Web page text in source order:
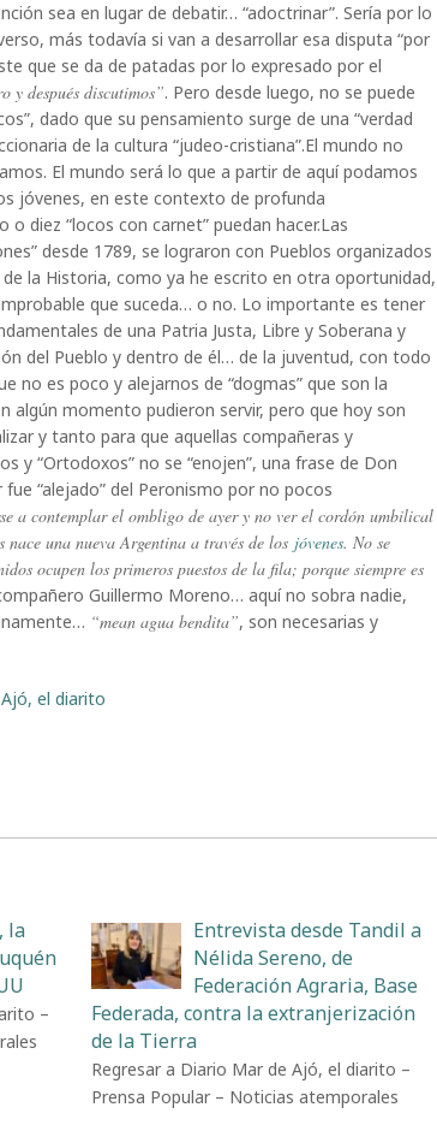
sea en lugar de debatir… “adoctrinar”. Sería por lo
más todavía si van a desarrollar esa disputa “por
que se da de patadas por lo expresado por el
y después discutimos”. Pero desde luego, no se puede
dado que su pensamiento surge de una “verdad
de la cultura “judeo-cristiana”.El mundo no
El mundo será lo que a partir de aquí podamos
jóvenes, en este contexto de profunda
diez “locos con carnet” puedan hacer.Las
desde 1789, se lograron con Pueblos organizados
de la Historia, como ya he escrito en otra oportunidad,
que suceda… o no. Lo importante es tener
de una Patria Justa, Libre y Soberana y
del Pueblo y dentro de él… de la juventud, con todo
no es poco y alejarnos de “dogmas” que son la
algún momento pudieron servir, pero que hoy son
y tanto para que aquellas compañeras y
y “Ortodoxos” no se “enojen”, una frase de Don
“alejado” del Peronismo por no pocos
a contemplar el ombligo de ayer y no ver el cordón umbilical
una nueva Argentina a través de los jóvenes. No se
ocupen los primeros puestos de la fila; porque siempre es
Guillermo Moreno… aquí no sobra nadie,
“mean agua bendita”, son necesarias y
el diarito
la
–
Entrevista desde Tandil a
Nélida Sereno, de
Federación Agraria, Base
Federada, contra la extranjerización
de la Tierra
Regresar a Diario Mar de Ajó, el diarito –
Prensa Popular – Noticias atemporales